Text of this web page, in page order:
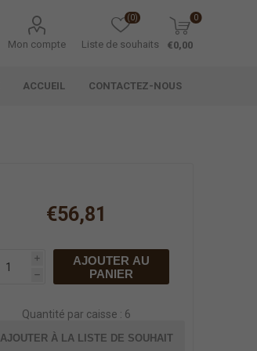
Mon compte Liste de souhaits
(0) 0
€0,00
ACCUEIL CONTACTEZ-NOUS
€56,81
i
h
AJOUTER AU
PANIER
Quantité par caisse : 6
AJOUTER À LA LISTE DE SOUHAIT